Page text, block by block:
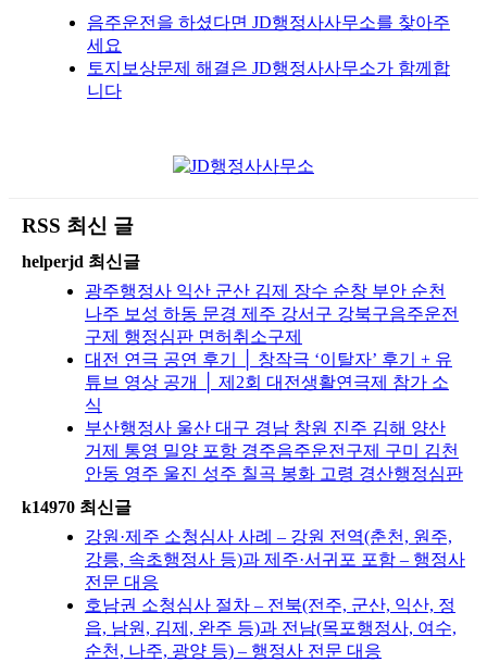
음주운전을 하셨다면 JD행정사사무소를 찾아주
세요
토지보상문제 해결은 JD행정사사무소가 함께합
니다
RSS 최신 글
helperjd 최신글
광주행정사 익산 군산 김제 장수 순창 부안 순천
나주 보성 하동 문경 제주 강서구 강북구음주운전
구제 행정심판 면허취소구제
대전 연극 공연 후기 │ 창작극 ‘이탈자’ 후기 + 유
튜브 영상 공개 │ 제2회 대전생활연극제 참가 소
식
부산행정사 울산 대구 경남 창원 진주 김해 양산
거제 통영 밀양 포항 경주음주운전구제 구미 김천
안동 영주 울진 성주 칠곡 봉화 고령 경산행정심판
k14970 최신글
강원·제주 소청심사 사례 – 강원 전역(춘천, 원주,
강릉, 속초행정사 등)과 제주·서귀포 포함 – 행정사
전문 대응
호남권 소청심사 절차 – 전북(전주, 군산, 익산, 정
읍, 남원, 김제, 완주 등)과 전남(목포행정사, 여수,
순천, 나주, 광양 등) – 행정사 전문 대응